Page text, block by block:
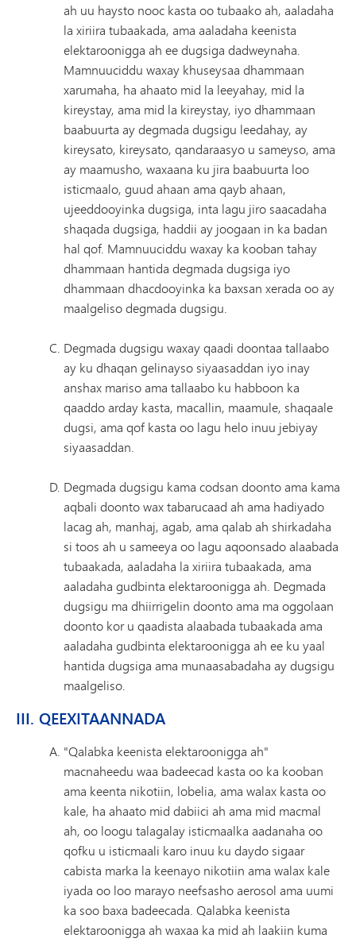
ah uu haysto nooc kasta oo tubaako ah, aaladaha
la xiriira tubaakada, ama aaladaha keenista
elektaroonigga ah ee dugsiga dadweynaha.
Mamnuuciddu waxay khuseysaa dhammaan
xarumaha, ha ahaato mid la leeyahay, mid la
kireystay, ama mid la kireystay, iyo dhammaan
baabuurta ay degmada dugsigu leedahay, ay
kireysato, kireysato, qandaraasyo u sameyso, ama
ay maamusho, waxaana ku jira baabuurta loo
isticmaalo, guud ahaan ama qayb ahaan,
ujeeddooyinka dugsiga, inta lagu jiro saacadaha
shaqada dugsiga, haddii ay joogaan in ka badan
hal qof. Mamnuuciddu waxay ka kooban tahay
dhammaan hantida degmada dugsiga iyo
dhammaan dhacdooyinka ka baxsan xerada oo ay
maalgeliso degmada dugsigu.
Degmada dugsigu waxay qaadi doontaa tallaabo
ay ku dhaqan gelinayso siyaasaddan iyo inay
anshax mariso ama tallaabo ku habboon ka
qaaddo arday kasta, macallin, maamule, shaqaale
dugsi, ama qof kasta oo lagu helo inuu jebiyay
siyaasaddan.
Degmada dugsigu kama codsan doonto ama kama
aqbali doonto wax tabarucaad ah ama hadiyado
lacag ah, manhaj, agab, ama qalab ah shirkadaha
si toos ah u sameeya oo lagu aqoonsado alaabada
tubaakada, aaladaha la xiriira tubaakada, ama
aaladaha gudbinta elektaroonigga ah. Degmada
dugsigu ma dhiirrigelin doonto ama ma oggolaan
doonto kor u qaadista alaabada tubaakada ama
aaladaha gudbinta elektaroonigga ah ee ku yaal
hantida dugsiga ama munaasabadaha ay dugsigu
maalgeliso.
III. QEEXITAANNADA
"Qalabka keenista elektaroonigga ah"
macnaheedu waa badeecad kasta oo ka kooban
ama keenta nikotiin, lobelia, ama walax kasta oo
kale, ha ahaato mid dabiici ah ama mid macmal
ah, oo loogu talagalay isticmaalka aadanaha oo
qofku u isticmaali karo inuu ku daydo sigaar
cabista marka la keenayo nikotiin ama walax kale
iyada oo loo marayo neefsasho aerosol ama uumi
ka soo baxa badeecada. Qalabka keenista
elektaroonigga ah waxaa ka mid ah laakiin kuma